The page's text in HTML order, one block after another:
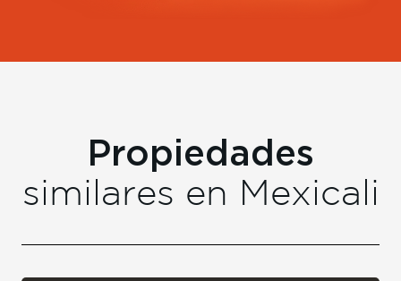
Propiedades
similares en Mexicali